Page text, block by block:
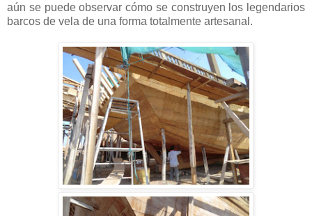
aún se puede observar cómo se construyen los legendarios
barcos de vela de una forma totalmente artesanal.